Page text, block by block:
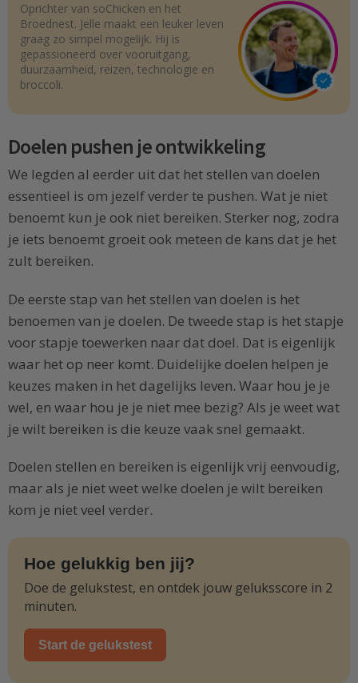
Oprichter van soChicken en het
Broednest. Jelle maakt een leuker leven
graag zo simpel mogelijk. Hij is
gepassioneerd over vooruitgang,
duurzaamheid, reizen, technologie en
broccoli.
Doelen pushen je ontwikkeling
We legden al eerder uit dat het stellen van doelen
essentieel is om jezelf verder te pushen. Wat je niet
benoemt kun je ook niet bereiken. Sterker nog, zodra
je iets benoemt groeit ook meteen de kans dat je het
zult bereiken.
De eerste stap van het stellen van doelen is het
benoemen van je doelen. De tweede stap is het stapje
voor stapje toewerken naar dat doel. Dat is eigenlijk
waar het op neer komt. Duidelijke doelen helpen je
keuzes maken in het dagelijks leven. Waar hou je je
wel, en waar hou je je niet mee bezig? Als je weet wat
je wilt bereiken is die keuze vaak snel gemaakt.
Doelen stellen en bereiken is eigenlijk vrij eenvoudig,
maar als je niet weet welke doelen je wilt bereiken
kom je niet veel verder.
Hoe gelukkig ben jij?
Doe de gelukstest, en ontdek jouw geluksscore in 2
minuten.
Start de gelukstest